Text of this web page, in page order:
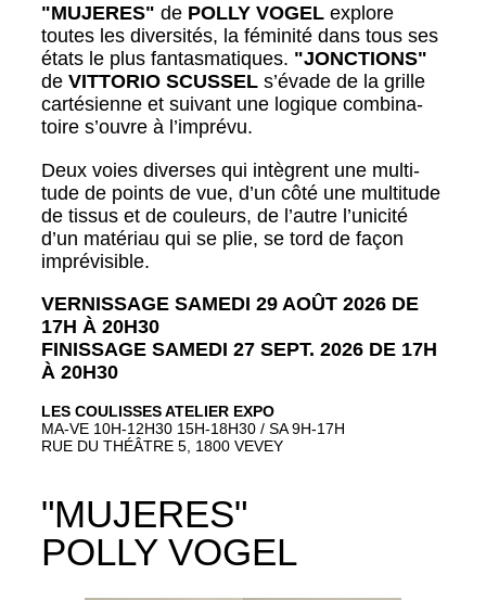
"MUJERES" de POLLY VOGEL explore
toutes les diver­sités, la féminité dans tous ses
états le plus fan­tas­ma­tiques. "JONCTIONS"
de VITTORIO SCUSSEL s’évade de la grille
cartési­enne et suiv­ant une logique com­bi­na­
toire s’ouvre à l’imprévu.
Deux voies divers­es qui intè­grent une mul­ti­
tude de points de vue, d’un côté une mul­ti­tude
de tis­sus et de couleurs, de l’autre l’unicité
d’un matéri­au qui se plie, se tord de façon
imprévis­i­ble.
VERNISSAGE SAMEDI 29 AOÛT 2026 DE
17H À 20H30
FINISSAGE SAMEDI 27 SEPT. 2026 DE 17H
À 20H30
LES COULISSES ATELIER EXPO
MA-VE 10H-12H30 15H-18H30 / SA 9H-17H
RUE DU THÉÂTRE 5, 1800 VEVEY
"MUJERES"
POLLY VOGEL